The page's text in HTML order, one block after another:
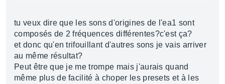
tu veux dire que les sons d'origines de l'ea1 sont
composés de 2 fréquences différentes?c'est ça?
et donc qu'en trifouillant d'autres sons je vais arriver
au même résultat?
Peut être que je me trompe mais j'aurais quand
même plus de facilité à choper les presets et à les